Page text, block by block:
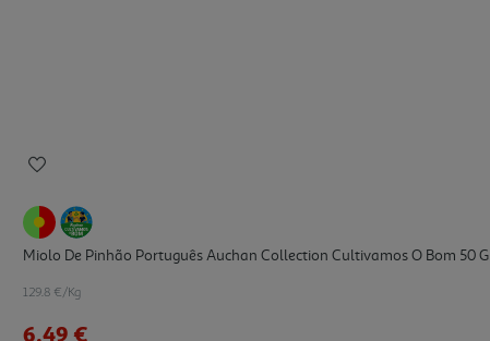
Miolo De Pinhão Português Auchan Collection Cultivamos O Bom 50 G
129.8 €/Kg
6,49 €